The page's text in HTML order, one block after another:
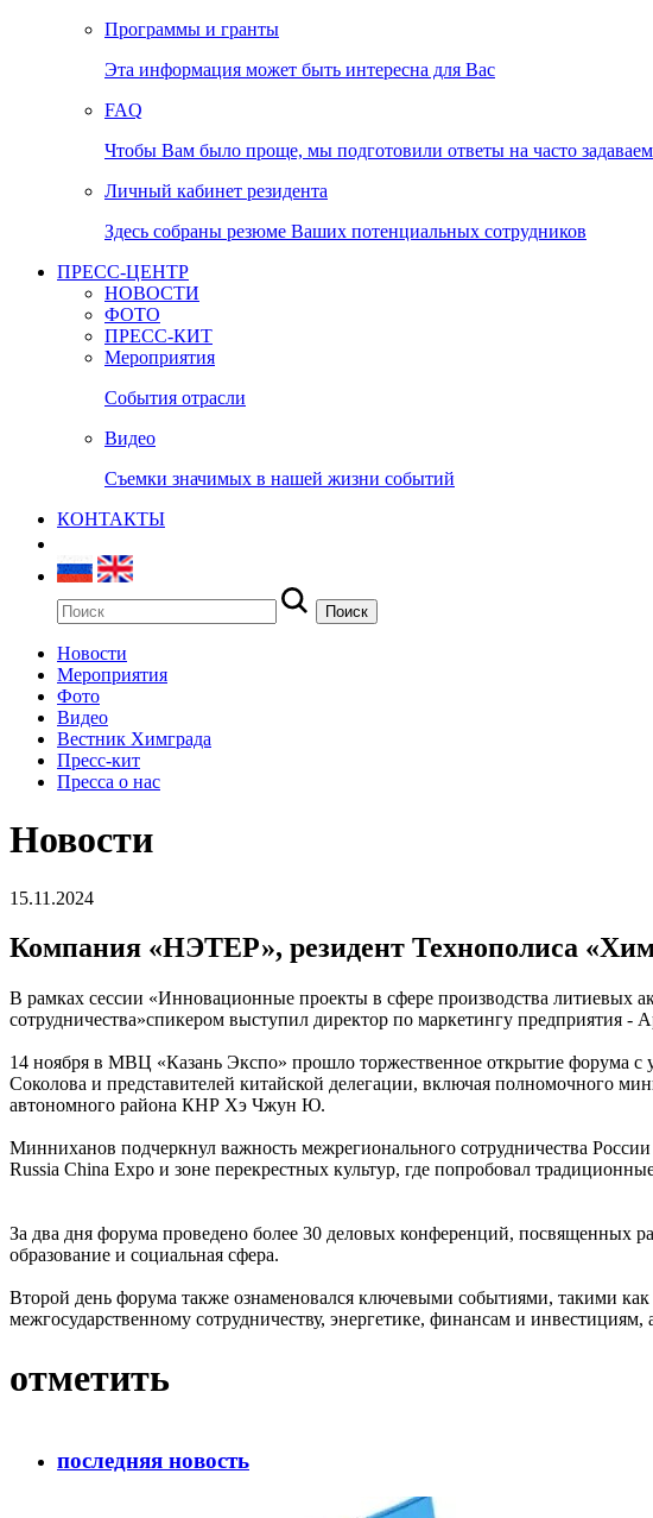
Программы и гранты
Эта информация может быть интересна для Вас
FAQ
Чтобы Вам было проще, мы подготовили ответы на часто
Личный кабинет резидента
Здесь собраны резюме Ваших потенциальных сотрудников
ПРЕСС-ЦЕНТР
НОВОСТИ
ФОТО
ПРЕСС-КИТ
Мероприятия
События отрасли
Видео
Съемки значимых в нашей жизни событий
КОНТАКТЫ
Новости
Мероприятия
Фото
Видео
Вестник Химграда
Пресс-кит
Пресса о нас
Новости
15.11.2024
Компания «НЭТЕР», резидент Технополиса
В рамках сессии «Инновационные проекты в сфере производства литиевых
сотрудничества»спикером выступил директор по маркетингу предприятия -
14 ноября в МВЦ «Казань Экспо» прошло торжественное открытие форума с
Соколова и представителей китайской делегации, включая полномочного
автономного района КНР Хэ Чжун Ю.
Минниханов подчеркнул важность межрегионального сотрудничества
Russia China Expo и зоне перекрестных культур, где попробовал
За два дня форума проведено более 30 деловых конференций, посвященных
образование и социальная сфера.
Второй день форума также ознаменовался ключевыми событиями, такими
межгосударственному сотрудничеству, энергетике, финансам и
отметить
последняя новость